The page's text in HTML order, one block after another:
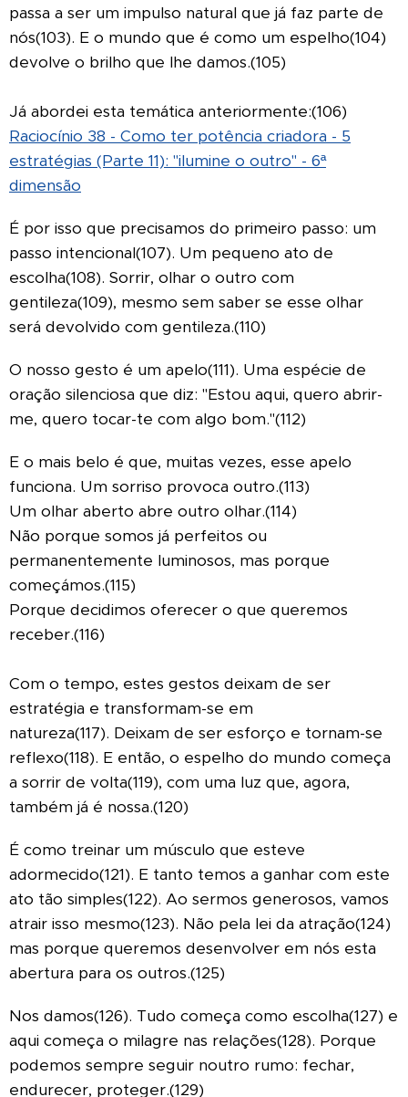
passa a ser um impulso natural que já faz parte de
nós(103). E o mundo que é como um espelho(104)
devolve o brilho que lhe damos.(105)
Já abordei esta temática anteriormente:(106)
Raciocínio 38 - Como ter potência criadora - 5
estratégias (Parte 11): "ilumine o outro" - 6ª
dimensão
É por isso que precisamos do primeiro passo: um
passo intencional(107). Um pequeno ato de
escolha(108). Sorrir, olhar o outro com
gentileza(109), mesmo sem saber se esse olhar
será devolvido com gentileza.(110)
O nosso gesto é um apelo(111). Uma espécie de
oração silenciosa que diz: "Estou aqui, quero abrir-
me, quero tocar-te com algo bom."(112)
E o mais belo é que, muitas vezes, esse apelo
funciona. Um sorriso provoca outro.(113)
Um olhar aberto abre outro olhar.(114)
Não porque somos já perfeitos ou
permanentemente luminosos, mas porque
começámos.(115)
Porque decidimos oferecer o que queremos
receber.(116)
Com o tempo, estes gestos deixam de ser
estratégia e transformam-se em
natureza(117). Deixam de ser esforço e tornam-se
reflexo(118). E então, o espelho do mundo começa
a sorrir de volta(119), com uma luz que, agora,
também já é nossa.(120)
É como treinar um músculo que esteve
adormecido(121). E tanto temos a ganhar com este
ato tão simples(122). Ao sermos generosos, vamos
atrair isso mesmo(123). Não pela lei da atração(124)
mas porque queremos desenvolver em nós esta
abertura para os outros.(125)
Nos damos(126). Tudo começa como escolha(127) e
aqui começa o milagre nas relações(128). Porque
podemos sempre seguir noutro rumo: fechar,
endurecer, proteger.(129)